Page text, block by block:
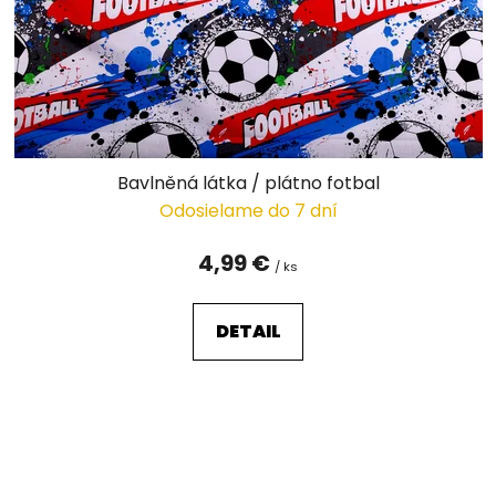
Bavlněná látka / plátno fotbal
Odosielame do 7 dní
4,99 € / ks
DETAIL